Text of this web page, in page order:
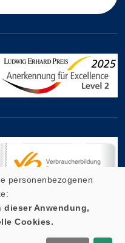
personenbezogenen
Anwendung,
Cookies.